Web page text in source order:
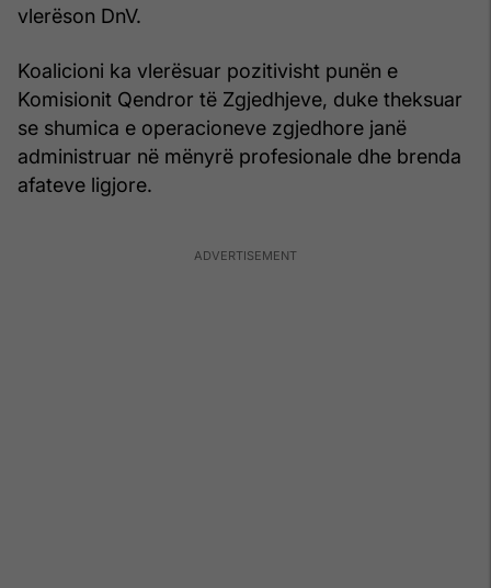
vlerëson DnV.
Koalicioni ka vlerësuar pozitivisht punën e
Komisionit Qendror të Zgjedhjeve, duke theksuar
se shumica e operacioneve zgjedhore janë
administruar në mënyrë profesionale dhe brenda
afateve ligjore.